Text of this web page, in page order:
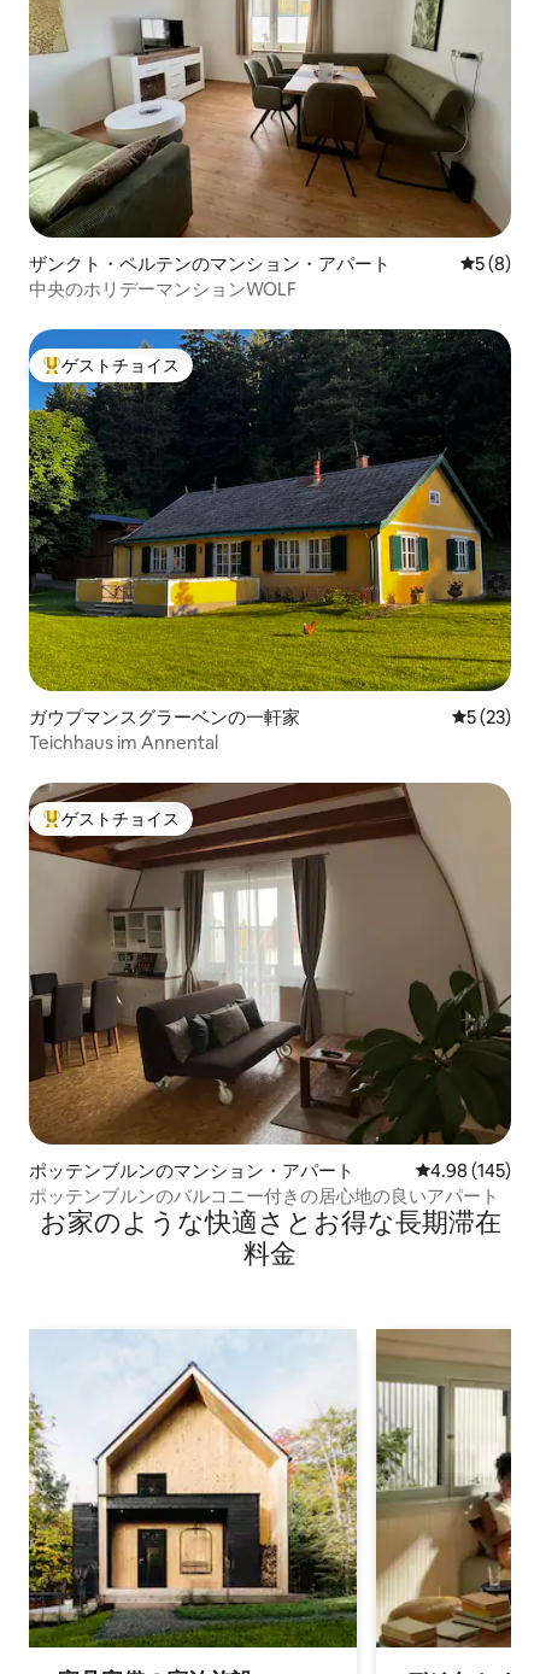
ザンクト・ペルテンのマンション・アパート レビュー
5 (8)
中央のホリデーマンションWOLF
大好評のゲストチョイスです。
ゲストチョイス
ガウプマンスグラーベンの一軒家 レビュー
5 (23)
Teichhaus im Annental
大好評のゲストチョイスです。
ゲストチョイス
ポッテンブルンのマンション・アパート レビュー145
4.98 (145)
ポッテンブルンのバルコニー付きの居心地の良いアパート
お家のような快⁠適⁠さ⁠とお⁠得⁠な長⁠期⁠滞⁠在
料⁠金